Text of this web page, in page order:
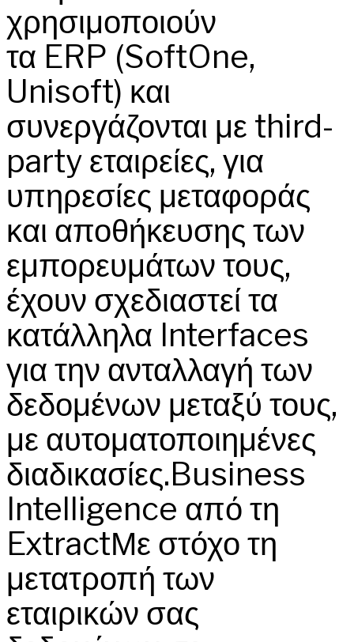
χρησιμοποιούν
τα ERP (SoftOne,
Unisoft) και
συνεργάζονται με third-
party εταιρείες, για
υπηρεσίες μεταφοράς
και αποθήκευσης των
εμπορευμάτων τους,
έχουν σχεδιαστεί τα
κατάλληλα Interfaces
για την ανταλλαγή των
δεδομένων μεταξύ τους,
με αυτοματοποιημένες
διαδικασίες.Business
Intelligence από τη
ExtractΜε στόχο τη
μετατροπή των
εταιρικών σας